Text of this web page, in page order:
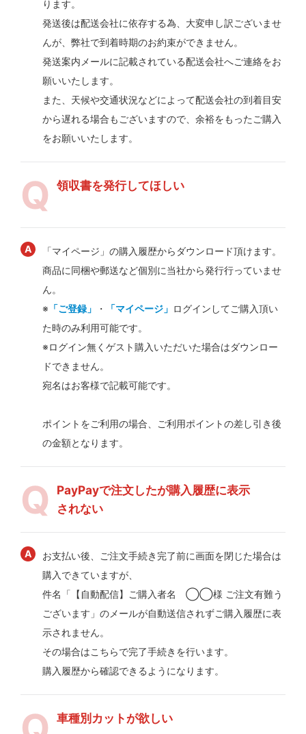
ります。
発送後は配送会社に依存する為、大変申し訳ございませ
んが、弊社で到着時期のお約束ができません。
発送案内メールに記載されている配送会社へご連絡をお
願いいたします。
また、天候や交通状況などによって配送会社の到着目安
から遅れる場合もございますので、余裕をもったご購入
をお願いいたします。
領収書を発行してほしい
「マイページ」の購入履歴からダウンロード頂けます。
商品に同梱や郵送など個別に当社から発行行っていませ
ん。
※ 「ご登録」 ・ 「マイページ」 ログインしてご購入頂い
た時のみ利用可能です。
※ログイン無くゲスト購入いただいた場合はダウンロー
ドできません。
宛名はお客様で記載可能です。
ポイントをご利用の場合、ご利用ポイントの差し引き後
の金額となります。
PayPayで注文したが購入履歴に表示
されない
お支払い後、ご注文手続き完了前に画面を閉じた場合は
購入できていますが、
件名「【自動配信】ご購入者名 ◯◯様 ご注文有難う
ございます」のメールが自動送信されずご購入履歴に表
示されません。
その場合はこちらで完了手続きを行います。
購入履歴から確認できるようになります。
車種別カットが欲しい